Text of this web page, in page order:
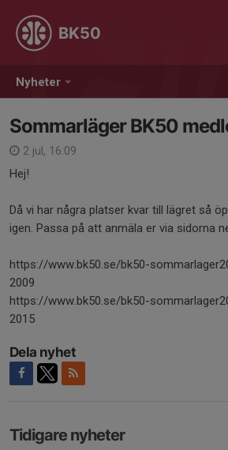
Nyheter
BK50
Sommarläger BK50
2 jul, 16:09
Hej!
Då vi har några platser kvar till lägret så
igen. Passa på att anmäla er via sidorna
https://www.bk50.se/bk50-
2009
https://www.bk50.se/bk50-
2015
Dela nyhet
Tidigare nyheter